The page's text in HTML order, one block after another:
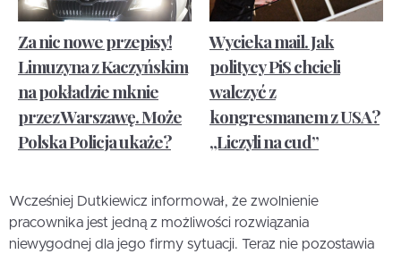
Za nic nowe przepisy!
Limuzyna z Kaczyńskim
na pokładzie mknie
przez Warszawę. Może
Polska Policja ukaże?
Wycieka mail. Jak
politycy PiS chcieli
walczyć z
kongresmanem z USA?
„Liczyli na cud”
Wcześniej Dutkiewicz informował, że zwolnienie
pracownika jest jedną z możliwości rozwiązania
niewygodnej dla jego firmy sytuacji. Teraz nie pozostawia